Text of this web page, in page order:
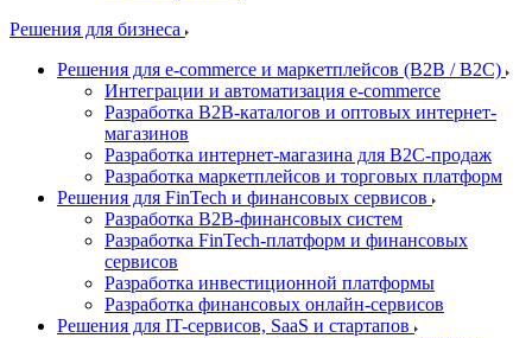
Решения для бизнеса
Решения для e-commerce и маркетплейсов (B2B / B2C)
Интеграции и автоматизация e-commerce
Разработка B2B-каталогов и оптовых интернет-
магазинов
Разработка интернет-магазина для B2C-продаж
Разработка маркетплейсов и торговых платформ
Решения для FinTech и финансовых сервисов
Разработка B2B-финансовых систем
Разработка FinTech-платформ и финансовых
сервисов
Разработка инвестиционной платформы
Разработка финансовых онлайн-сервисов
Решения для IT-сервисов, SaaS и стартапов